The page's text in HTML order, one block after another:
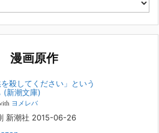
、「子供を殺してくださいという親た
いう親たち』では、先月まで、10代の対
ス19 奴隷化する親たち」をお送りして
コミックバンチWebで読むことができま
漫画原作
を殺してください」という
(新潮文庫)
ヨメレバ
新潮社 2015-06-26